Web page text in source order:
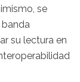
se
su lectura en